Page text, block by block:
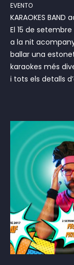
EVENTO
KARAOKES
El 15 de
a la nit
ballar una
karaokes més
i tots els detalls